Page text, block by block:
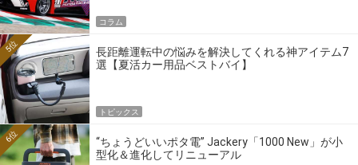
コラム
長距離運転中の悩みを解決してくれる神アイテム7
選【夏活カー用品ベストバイ】
5位
トピックス
“ちょうどいいポタ電” Jackery「1000 New」が小
型化＆進化してリニューアル
6位